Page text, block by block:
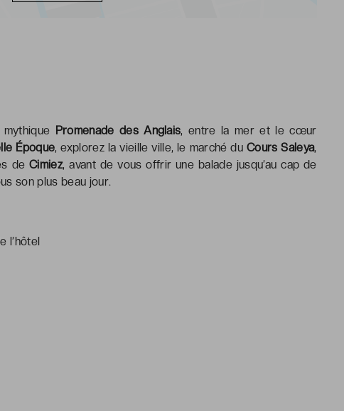
Promenade des Anglais, entre la mer et le cœur
Époque, explorez la vieille ville, le marché du Cours Saleya,
deCimiez, avant de vous offrir une balade jusqu’au cap de
son plus beau jour.
l’hôtel